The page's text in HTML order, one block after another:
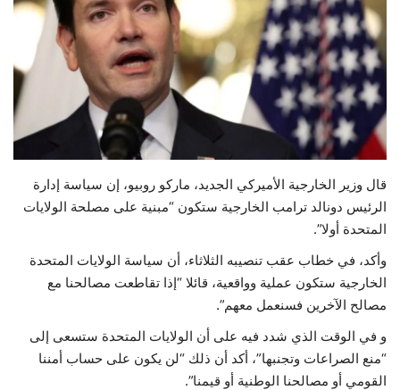
حياة
قال وزير الخارجية الأميركي الجديد، ماركو روبيو، إن سياسة إدارة
الرئيس دونالد ترامب الخارجية ستكون “مبنية على مصلحة الولايات
المتحدة أولا”.
وأكد، في خطاب عقب تنصيبه الثلاثاء، أن سياسة الولايات المتحدة
الخارجية ستكون عملية وواقعية، قائلا “إذا تقاطعت مصالحنا مع
مصالح الآخرين فسنعمل معهم”.
و في الوقت الذي شدد فيه على أن الولايات المتحدة ستسعى إلى
“منع الصراعات وتجنبها”، أكد أن ذلك “لن يكون على حساب أمننا
القومي أو مصالحنا الوطنية أو قيمنا”.